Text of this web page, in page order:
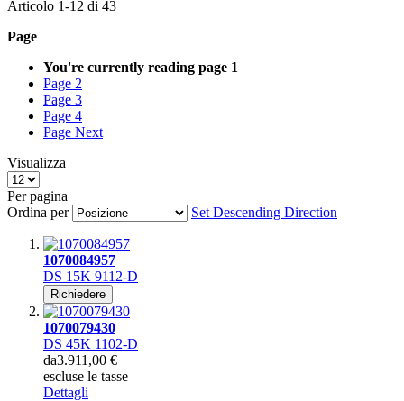
Articolo 1-12 di 43
Page
You're currently reading page 1
Page 2
Page 3
Page 4
Page Next
Visualizza
Per pagina
Ordina per
Set Descending Direction
1070084957
DS 15K 9112-D
Richiedere
1070079430
DS 45K 1102-D
da3.911,00 €
escluse le tasse
Dettagli